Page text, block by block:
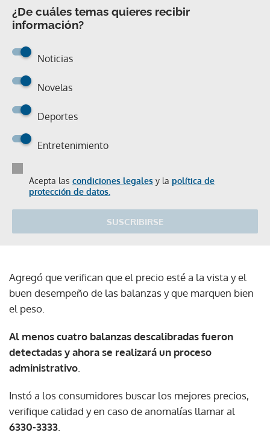
¿De cuáles temas quieres recibir
información?
Noticias
Novelas
Deportes
Entretenimiento
Acepta las condiciones legales y la política de
protección de datos.
SUSCRIBIRSE
Agregó que verifican que el precio esté a la vista y el
buen desempeño de las balanzas y que marquen bien
el peso.
Al menos cuatro balanzas descalibradas fueron
detectadas y ahora se realizará un proceso
administrativo
Instó a los consumidores buscar los mejores precios,
verifique calidad y en caso de anomalías llamar al
6330-3333